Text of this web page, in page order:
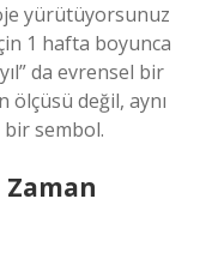
yürütüyorsunuz
1 hafta boyunca
da evrensel bir
ölçüsü değil, aynı
sembol.